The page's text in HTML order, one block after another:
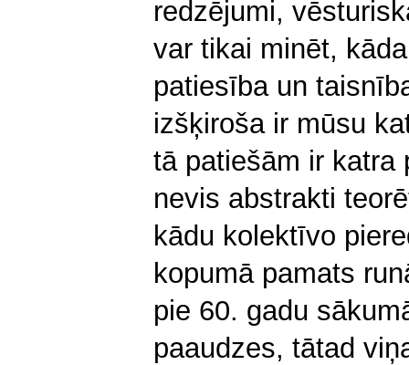
redzējumi,
var tikai minēt,
patiesība un
izšķiroša ir mūsu
tā patiešām ir katra
nevis abstrakti
kādu kolektīvo
kopumā pamats
pie 60. gadu
paaudzes, tātad